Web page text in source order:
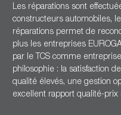
Les réparations sont
constructeurs automobiles,
réparations permet de
plus les entreprises
par le TCS comme
philosophie : la satisfaction
qualité élevés, une gestion
excellent rapport qualité-